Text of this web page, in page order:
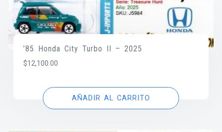
’85 Honda City Turbo II – 2025
$12,100.00
AÑADIR AL CARRITO